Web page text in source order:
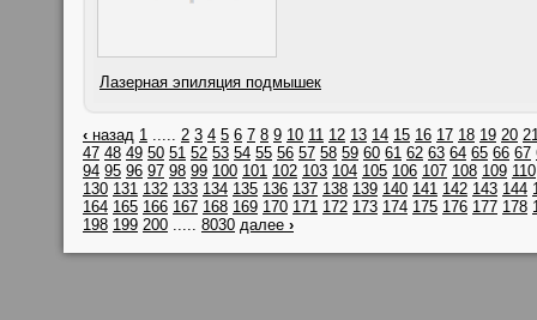
Лазерная эпиляция подмышек
‹ назад 1 ..... 2 3 4 5 6 7 8 9 10 11 12 13 14 15 16 17 18 19 20
47 48 49 50 51 52 53 54 55 56 57 58 59 60 61 62 63 64 65 66 67
94 95 96 97 98 99 100 101 102 103 104 105 106 107 108 109 110
130 131 132 133 134 135 136 137 138 139 140 141 142 143 144
164 165 166 167 168 169 170 171 172 173 174 175 176 177 178
198 199 200 ..... 8030 далее ›